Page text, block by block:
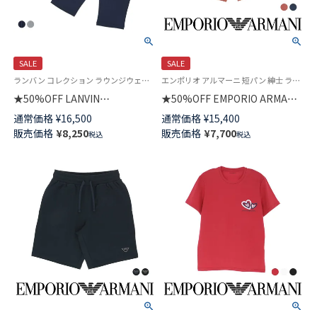
SALE
ランバン コレクション ラウンジウェア 日本製 部屋着 男性 紳士 プレゼント
★50%OFF LANVIN
COLLECTION パジャマ上下セ
ット【M Lサイズ】ガンビートジ
ャガード 天竺無地 綿100% 半袖
54452010
通常価格 ¥16,500
販売価格 ¥8,250税込
SALE
エンポリオ アルマーニ 短パン 紳士 ラウンジウェア
★50%OFF EMPORIO ARMANI
BERMUDA ハーフパンツ メンズ
EUサイズ 54007868
通常価格 ¥15,400
販売価格 ¥7,700税込